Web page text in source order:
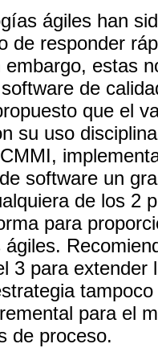
ágiles han
de responder
embargo, estas
de
que el
su uso
software un
de los 2
para
3 para
para el
de proceso.